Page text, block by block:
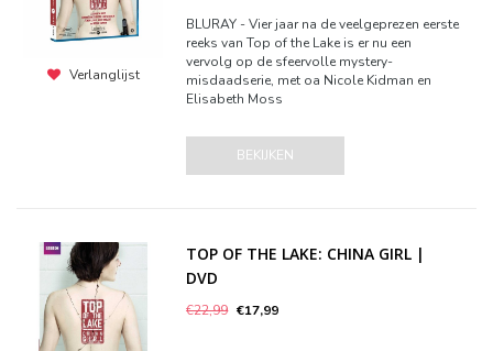
Verlanglijst
BLURAY - Vier jaar na de veelgeprezen eerste
reeks van Top of the Lake is er nu een
vervolg op de sfeervolle mystery-
misdaadserie, met oa Nicole Kidman en
Elisabeth Moss
BEKIJKEN
TOP OF THE LAKE: CHINA GIRL |
DVD
€22,99 €17,99